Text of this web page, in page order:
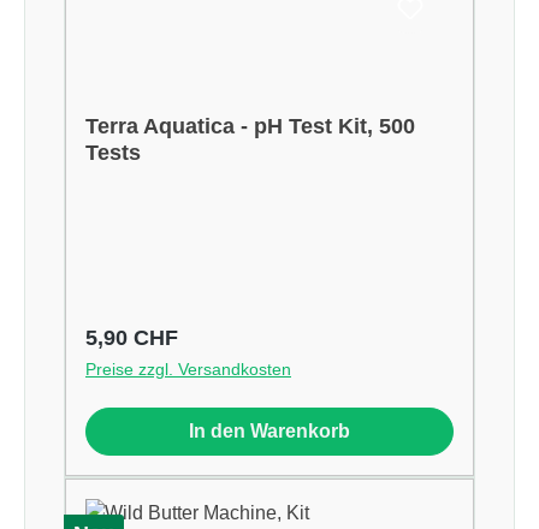
Terra Aquatica - pH Test Kit, 500
Tests
Regulärer Preis:
5,90 CHF
Preise zzgl. Versandkosten
In den Warenkorb